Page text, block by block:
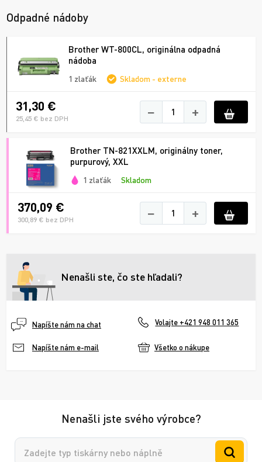
Odpadné nádoby
Brother WT-800CL, originálna odpadná
nádoba
1 zlaťák Skladom - externe
31,30 €
25,45 € bez DPH − +
Brother TN-821XXLM, originálny toner,
purpurový, XXL
1 zlaťák Skladom
370,09 €
300,89 € bez DPH − +
Nenašli ste, čo ste hľadali?
Napíšte nám na chat Volajte +421 948 011 365
Napíšte nám e-mail Všetko o nákupe
Nenašli jste svého výrobce?
Vyhledávání